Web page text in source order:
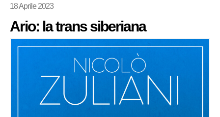
18 Aprile 2023
Ario: la trans siberiana